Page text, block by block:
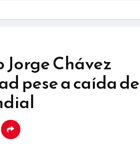
Chávez
pese a caída de